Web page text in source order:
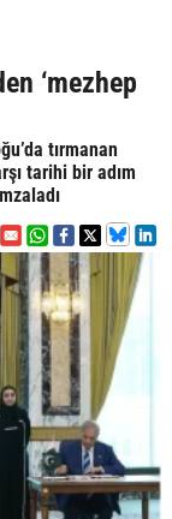
‘mezhep
tırmanan
tarihi bir adım